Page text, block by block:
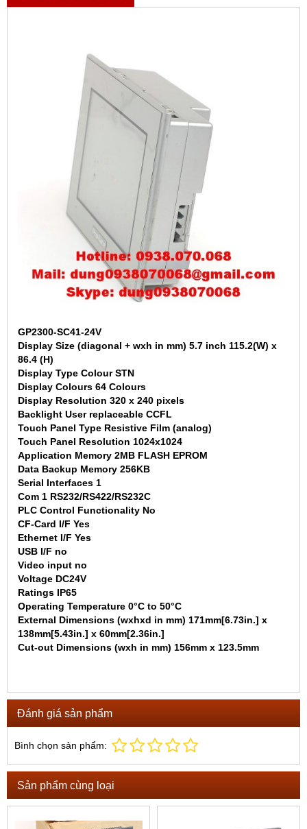
GP2300-SC41-24V
Display Size (diagonal + wxh in mm) 5.7 inch 115.2(W) x
86.4 (H)
Display Type Colour STN
Display Colours 64 Colours
Display Resolution 320 x 240 pixels
Backlight User replaceable CCFL
Touch Panel Type Resistive Film (analog)
Touch Panel Resolution 1024x1024
Application Memory 2MB FLASH EPROM
Data Backup Memory 256KB
Serial Interfaces 1
Com 1 RS232/RS422/RS232C
PLC Control Functionality No
CF-Card I/F Yes
Ethernet I/F Yes
USB I/F no
Video input no
Voltage DC24V
Ratings IP65
Operating Temperature 0°C to 50°C
External Dimensions (wxhxd in mm) 171mm[6.73in.] x
138mm[5.43in.] x 60mm[2.36in.]
Cut-out Dimensions (wxh in mm) 156mm x 123.5mm
Đánh giá sản phẩm
Bình chọn sản phẩm:
Sản phẩm cùng loại